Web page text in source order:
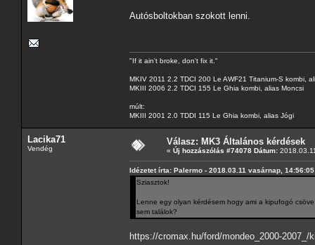
Autósboltokban szokott lenni.
"If it ain't broke, don't fix it."
MKIV 2011 2.2 TDCI 200 Le AWF21 Titanium-S kombi,
MKIII 2006 2.2 TDCI 155 Le Ghia kombi, alias Moncsi
múlt:
MKIII 2001 2.0 TDDI 115 Le Ghia kombi, alias Jógi
Lacika71
Vendég
Válasz: MK3 Általános kérdések
« Új hozzászólás #74078 Dátum:
Idézetet írta: Palermo - 2018.03.11 vasárnap, 14:56:05
Sziasztok!
Lenne egy olyan kérdésem hogy ami a kipufogó
sem találok?
https://cromax.hu/ford/mondeo_2000-